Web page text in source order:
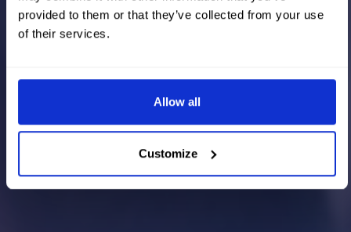
provided to them or that they’ve collected from your use
of their services.
Allow all
Customize